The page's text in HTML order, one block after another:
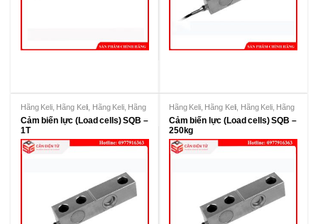
Hãng Keli, Hãng Keli Hãng Keli, Hãng
KeLi
Cảm biến lực (Load cells) SQB –
1T
Hãng Keli, Hãng Keli Hãng Keli, Hãng
KeLi
Cảm biến lực (Load cells) SQB –
250kg